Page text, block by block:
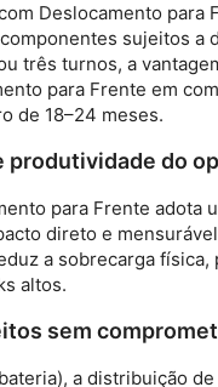
Deslocamento para
sujeitos a
três turnos, a
para Frente em
de 18–24 meses.
produtividade do
para Frente adota
direto e
a sobrecarga
altos.
sem
a distribuição